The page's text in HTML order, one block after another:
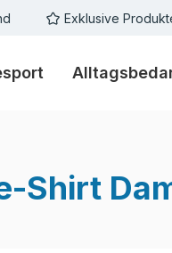
Exklusive
Shirt